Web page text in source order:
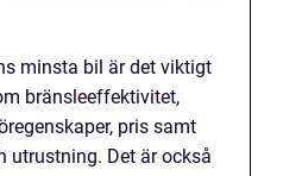
minsta bil är det viktigt
bränsleeffektivitet,
pris samt
utrustning. Det är också